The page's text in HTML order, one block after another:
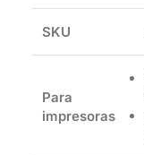
SKU
Para
impresoras